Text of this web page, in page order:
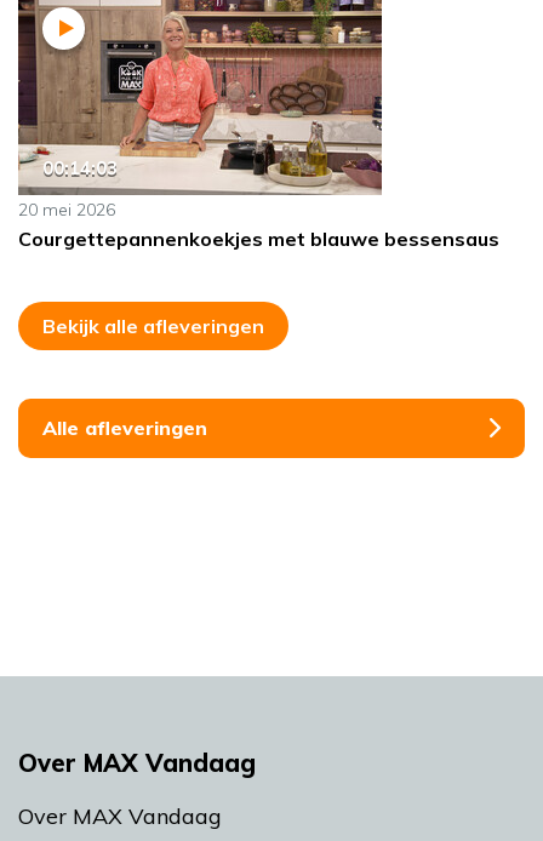
00:14:03
20 mei 2026
Courgettepannenkoekjes met blauwe bessensaus
Bekijk alle afleveringen
Alle afleveringen
Over MAX Vandaag
Over MAX Vandaag